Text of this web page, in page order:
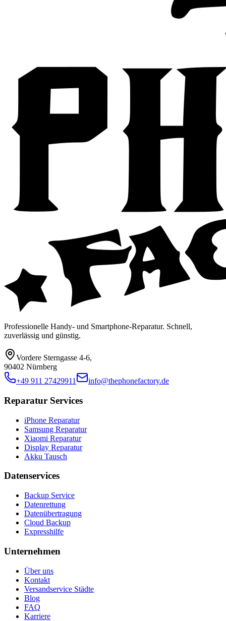
Professionelle Handy- und Smartphone-Reparatur. Schnell,
zuverlässig und günstig.
Vordere Sterngasse 4-6,
90402 Nürnberg
+49 911 27429911
info@thephonefactory.de
Reparatur Services
iPhone Reparatur
Samsung Reparatur
Xiaomi Reparatur
Display Reparatur
Akku Tausch
Datenservices
Backup Service
Datenrettung
Datenübertragung
Cloud Backup
Expresshilfe
Unternehmen
Über uns
Kontakt
Versandservice Städte
Blog
FAQ
Karriere